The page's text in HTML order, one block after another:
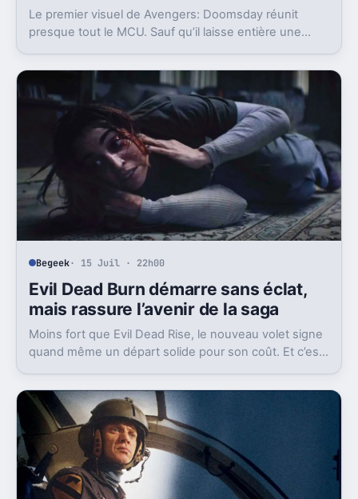
Le premier visuel de Avengers: Doomsday réunit
presque tout le MCU. Sauf qu’il laisse entière une
Wilson ?
Begeek· 15 Juil · 22h00
Evil Dead Burn démarre sans éclat,
mais rassure l’avenir de la saga
Moins fort que Evil Dead Rise, le nouveau volet signe
quand même un départ solide pour son coût. Et c’est